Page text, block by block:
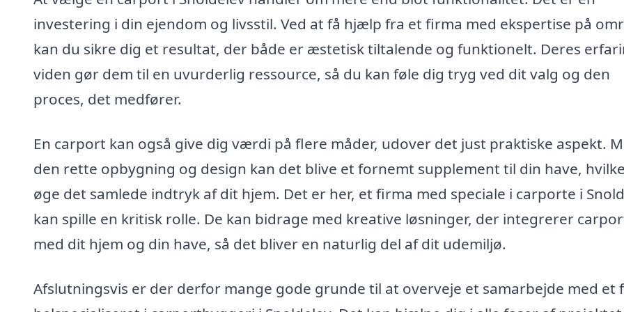
investering i din ejendom og livsstil. Ved at få hjælp fra et firma med ekspertise på
kan du sikre dig et resultat, der både er æstetisk tiltalende og funktionelt. Deres
viden gør dem til en uvurderlig ressource, så du kan føle dig tryg ved dit valg og den
proces, det medfører.
En carport kan også give dig værdi på flere måder, udover det just praktiske aspekt.
den rette opbygning og design kan det blive et fornemt supplement til din have,
øge det samlede indtryk af dit hjem. Det er her, et firma med speciale i carporte i
kan spille en kritisk rolle. De kan bidrage med kreative løsninger, der integrerer
med dit hjem og din have, så det bliver en naturlig del af dit udemiljø.
Afslutningsvis er der derfor mange gode grunde til at overveje et samarbejde med et